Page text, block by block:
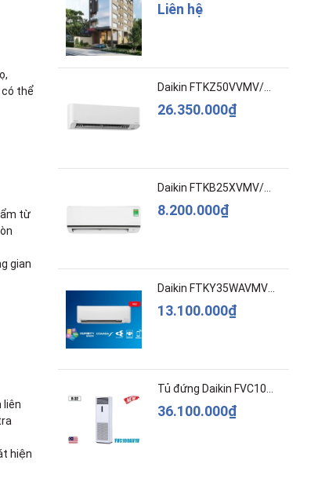
có thể
ẩm từ
gian
liên
hiện
Liên hệ
Daikin FTKZ50VVMV/RKZ50VVMV - Inverter – Cao c...
26.350.000₫
Daikin FTKB25XVMV/RKB25XVMV Inverter 1 HP
8.200.000₫
Daikin FTKY35WAVMV/RKY35WAVMV- Inverter –Cao c...
13.100.000₫
Tủ đứng Daikin FVC100AV1V 4HP 36.000BTU
36.100.000₫